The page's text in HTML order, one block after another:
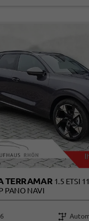
TERRAMAR 1.5 ETSI
PANO NAVI